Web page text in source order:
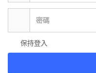
保持登入